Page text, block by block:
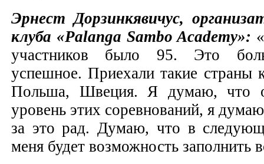
Эрнест Дорзинкявичус,
клуба «Palanga Sambo Academy»:
участников было 95. Это
успешное. Приехали такие страны
Польша, Швеция. Я думаю, что
уровень этих соревнований, я
за это рад. Думаю, что в
меня будет возможность заполнить